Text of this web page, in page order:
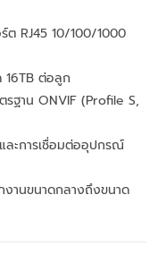
ต RJ45 10/100/1000
16TB ต่อลูก
ฐาน ONVIF (Profile S,
ละการเชื่อมต่ออุปกรณ์
งานขนาดกลางถึงขนาด